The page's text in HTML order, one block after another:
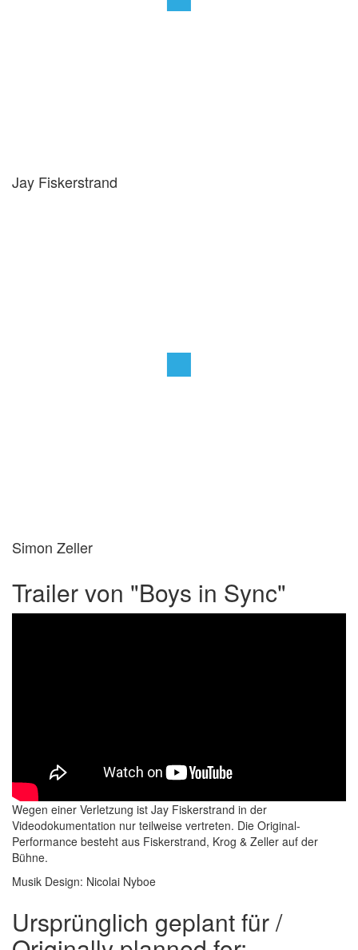
Jay Fiskerstrand
Simon Zeller
Trailer von "Boys in Sync"
Wegen einer Verletzung ist Jay Fiskerstrand in der
Videodokumentation nur teilweise vertreten. Die Original-
Performance besteht aus Fiskerstrand, Krog & Zeller auf der
Bühne.
Musik Design: Nicolai Nyboe
Ursprünglich geplant für /